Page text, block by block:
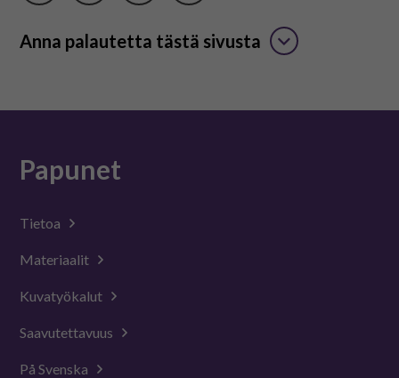
Anna palautetta tästä sivusta
Papunet
Tietoa
Materiaalit
Kuvatyökalut
Saavutettavuus
På Svenska